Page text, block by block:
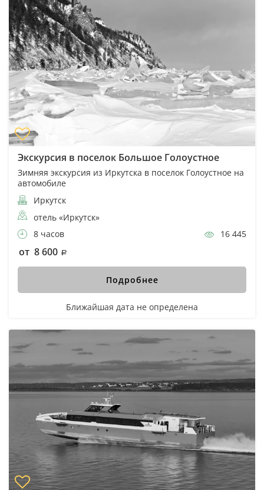
Экскурсия в поселок Большое Голоустное
Зимняя экскурсия из Иркутска в поселок Голоустное на
автомобиле
Иркутск
отель «Иркутск»
8 часов
16 445
от 8 600
Подробнее
Ближайшая дата не определена